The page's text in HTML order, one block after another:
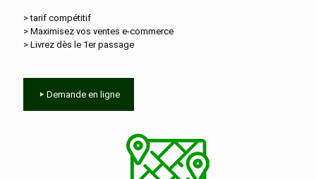
> tarif compétitif
> Maximisez vos ventes e‑commerce
> Livrez dès le 1er passage
Demande en ligne